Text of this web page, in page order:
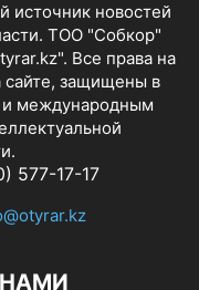
источник новостей
ТОО "Собкор"
Все права на
сайте, защищены в
и международным
577-17-17